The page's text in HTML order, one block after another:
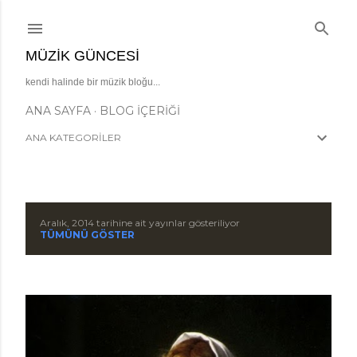
MÜZIK GÜNCESI
kendi halinde bir müzik bloğu...
ANA SAYFA BLOG İÇERIĞI
ANA KATEGORİLER
K
y
Aralık, 2014 tarihine ait yayınlar gösteriliyor
TÜMÜNÜ GÖSTER